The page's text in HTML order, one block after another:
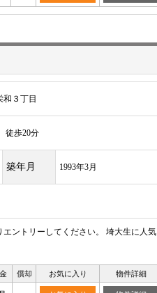
３丁目
徒歩20分
築年月 1993年3月
ントリーしてください。 埼大生に人気
償却 お気に入り 物件詳細